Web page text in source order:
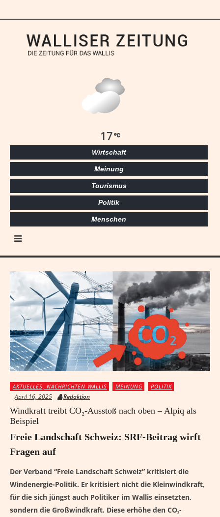
17
Wirtschaft
Meinung
Tourismus
Politik
Menschen
AKTUELLES, NACHRICHTEN WALLIS MEINUNG POLITIK
April 16, 2025 Redaktion
Windkraft treibt CO₂-Ausstoß nach oben – Alpiq als
Beispiel
Freie Landschaft Schweiz: SRF-Beitrag wirft
Fragen auf
Der Verband “Freie Landschaft Schweiz” kritisiert die
Windenergie-Politik. Er kritisiert nicht die Kleinwindkraft,
für die sich jüngst auch Politiker im Wallis einsetzten,
sondern die Großwindkraft. Diese erhöhe den CO₂-